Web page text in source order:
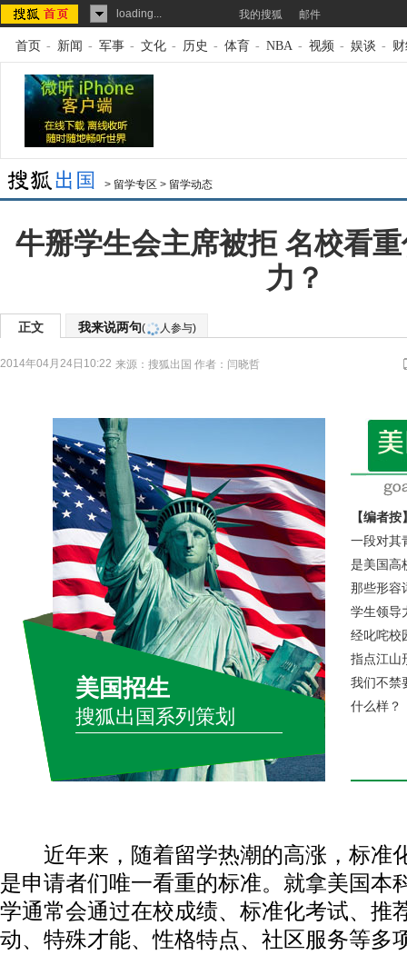
loading... 我的搜狐 邮件
首页 - 新闻 - 军事 - 文化 - 历史 - 体育 - NBA - 视频 - 娱谈 -
> 留学专区 > 留学动态
牛掰学生会主席被拒 名校看
力？
正文 我来说两句( 人参与)
2014年04月24日10:22 来源： 搜狐出国 作者：闫晓哲
美国招生
搜狐出国系列策划
【编者按
一段对其
是美国高
那些形容
学生领导
经叱咤校
指点江山
我们不禁
什么样？
近年来，随着留学热潮的高涨，标准
是申请者们唯一看重的标准。就拿美国本
学通常会通过在校成绩、标准化考试、推
动、特殊才能、性格特点、社区服务等多